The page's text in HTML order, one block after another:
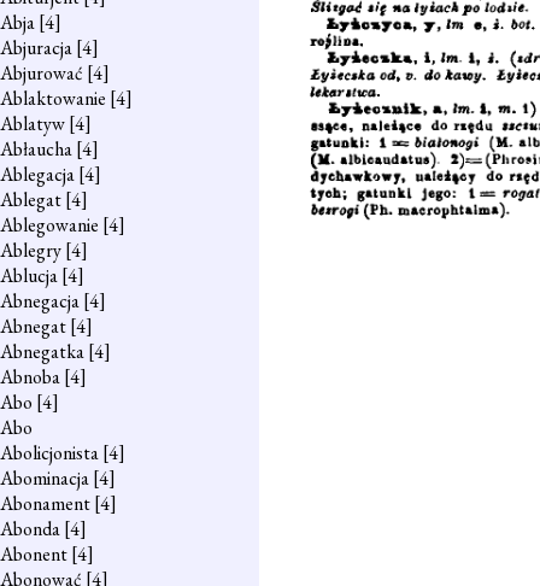
Abja[4]
Abjuracja[4]
Abjurować [4]
Ablaktowanie [4]
Ablatyw[4]
Abłaucha[4]
Ablegacja[4]
Ablegat[4]
Ablegowanie [4]
Ablegry[4]
Ablucja[4]
Abnegacja[4]
Abnegat[4]
Abnegatka[4]
Abnoba[4]
Abo [4]
Abo
Abolicjonista[4]
Abominacja[4]
Abonament[4]
Abonda[4]
Abonent[4]
Abonować [4]